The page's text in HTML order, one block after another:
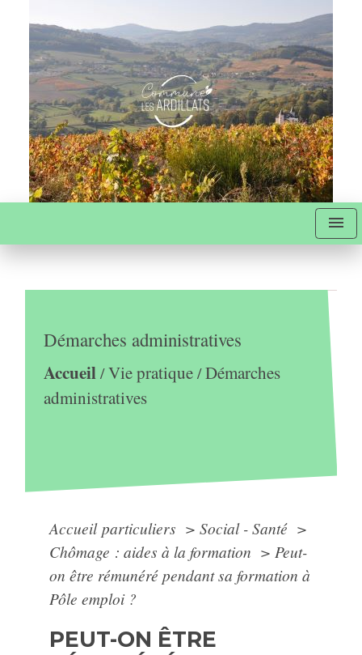
menu
Démarches administratives
Accueil/Vie pratique/Démarches
administratives
Accueil particuliers > Social - Santé >
Chômage : aides à la formation > Peut-
on être rémunéré pendant sa formation à
Pôle emploi ?
PEUT-ON ÊTRE